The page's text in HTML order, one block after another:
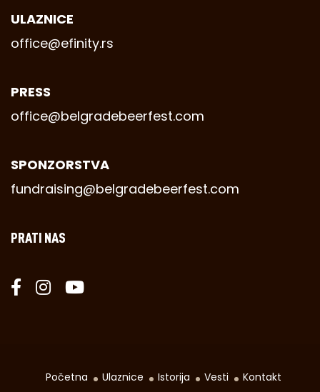
ULAZNICE
office@efinity.rs
PRESS
office@belgradebeerfest.com
SPONZORSTVA
fundraising@belgradebeerfest.com
PRATI NAS
Početna Ulaznice Istorija Vesti Kontakt